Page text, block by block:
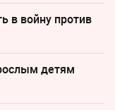
в войну против
детям